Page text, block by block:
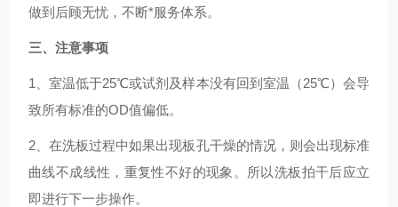
做到后顾无忧，不断*服务体系。
三、注意事项
1、室温低于25℃或试剂及样本没有回到室温（25℃）会导
致所有标准的OD值偏低。
2、在洗板过程中如果出现板孔干燥的情况，则会出现标准
曲线不成线性，重复性不好的现象。所以洗板拍干后应立
即进行下一步操作。